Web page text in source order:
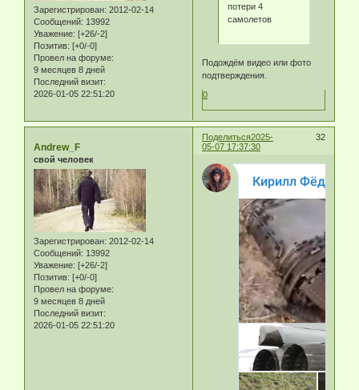
Зарегистрирован: 2012-02-14
Сообщений: 13992
Уважение: [+26/-2]
Позитив: [+0/-0]
Провел на форуме:
9 месяцев 8 дней
Последний визит:
2026-01-05 22:51:20
потери 4
самолетов
Подождём видео или фото
подтверждения.
0
Поделиться 32
2025-
05-07 17:37:30
Andrew_F
свой человек
Зарегистрирован: 2012-02-14
Сообщений: 13992
Уважение: [+26/-2]
Позитив: [+0/-0]
Провел на форуме:
9 месяцев 8 дней
Последний визит:
2026-01-05 22:51:20